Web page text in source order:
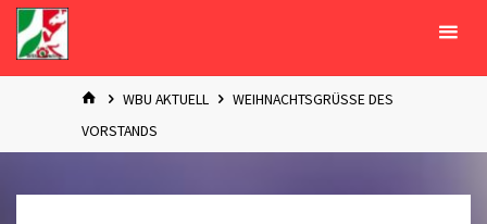
Zum
Inhalt
springen
STARTWBU AKTUELL
WEIHNACHTSGRÜSSE DES V
ORSTANDS